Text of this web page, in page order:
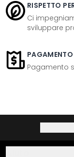
RISPETTO
Ci
sviluppare
Pagamento